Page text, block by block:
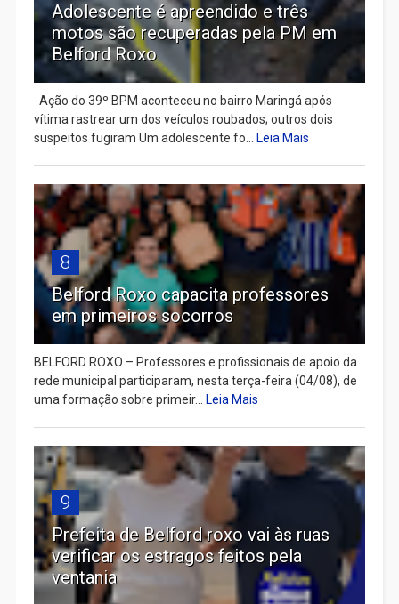
Adolescente é apreendido e três
motos são recuperadas pela PM em
Belford Roxo
Ação do 39º BPM aconteceu no bairro Maringá após
vítima rastrear um dos veículos roubados; outros dois
suspeitos fugiram Um adolescente fo... Leia Mais
8
Belford Roxo capacita professores
em primeiros socorros
BELFORD ROXO – Professores e profissionais de apoio da
rede municipal participaram, nesta terça-feira (04/08), de
uma formação sobre primeir... Leia Mais
9
Prefeita de Belford roxo vai às ruas
verificar os estragos feitos pela
ventania